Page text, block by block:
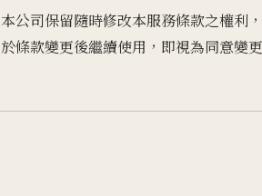
本公司保留隨時修改本服務條款之權利
於條款變更後繼續使用，即視為同意變